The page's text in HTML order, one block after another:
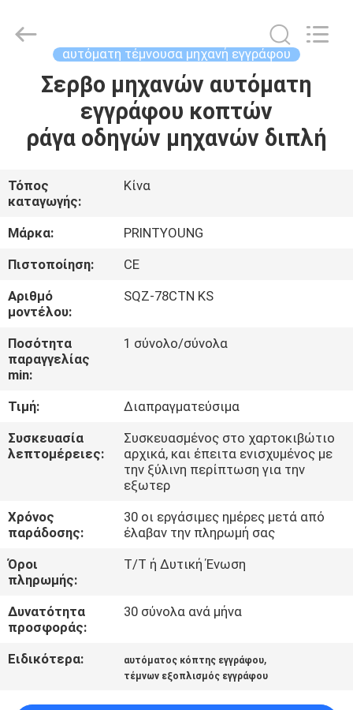
ΣΠΊΤΙ
ΠΡΟΪΌΝΤΑ
ΒΊΝΤΕΟ
ΠΕΡΊΠΟΥ
ΕΜΕΊΣ
ΓΎΡΟΣ
ΕΡΓΟΣΤΑΣΊΩΝ
ΈΛΕΓΧΟΣ
ΜΑΣ
ΣΕ
ΕΠΑΦΉ
ΜΕ
ΖΗΤΉΣΤΕ
ΈΝΑ
ΑΠΌΣΠΑΣΜΑ
Industry
Co.,Ltd.
αυτόματη τέμνουσα μηχανή εγγράφου
Σερβο μηχανών αυτόματη
εγγράφου κοπτών
ράγα οδηγών μηχανών διπλή
Τόπος
καταγωγής:
Κίνα
Μάρκα:
PRINTYOUNG
Πιστοποίηση:
CE
Αριθμό
μοντέλου:
SQZ-78CTN KS
Ποσότητα
παραγγελίας
min:
1 σύνολο/σύνολα
Τιμή:
Διαπραγματεύσιμα
Συσκευασία
λεπτομέρειες:
Συσκευασμένος στο χαρτοκιβώτιο
αρχικά, και έπειτα ενισχυμένος με
την ξύλινη περίπτωση για την
εξωτερ
Χρόνος
παράδοσης:
30 οι εργάσιμες ημέρες μετά από
έλαβαν την πληρωμή σας
Όροι
πληρωμής:
T/T ή Δυτική Ένωση
Δυνατότητα
προσφοράς:
30 σύνολα ανά μήνα
Ειδικότερα: αυτόματος κόπτης εγγράφου,
τέμνων εξοπλισμός εγγράφου